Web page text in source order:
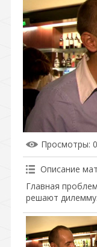
Просмотры: 0
Описание
Главная
решают дилемму.